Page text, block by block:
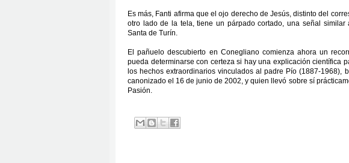
Es más, Fanti afirma que el ojo derecho de Jesús, distinto del
otro lado de la tela, tiene un párpado cortado, una señal
Santa de Turín.
El pañuelo descubierto en Conegliano comienza ahora un
pueda determinarse con certeza si hay una explicación científica
los hechos extraordinarios vinculados al padre Pío (1887-1968),
canonizado el 16 de junio de 2002, y quien llevó sobre sí
Pasión.